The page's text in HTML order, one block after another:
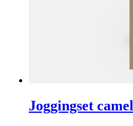
Joggingset camel